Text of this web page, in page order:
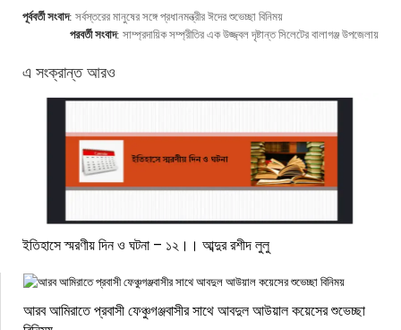
পূর্ববর্তী সংবাদ: সর্বস্তরের মানুষের সঙ্গে প্রধানমন্ত্রীর ঈদের শুভেচ্ছা বিনিময়
পরবর্তী সংবাদ: সাম্প্রদায়িক সম্প্রীতির এক উজ্জ্বল দৃষ্টান্ত সিলেটের বালাগঞ্জ উপজেলায়
এ সংক্রান্ত আরও
ইতিহাসে স্মরণীয় দিন ও ঘটনা – ১২।। আব্দুর রশীদ লুলু
আরব আমিরাতে প্রবাসী ফেঞ্চুগঞ্জবাসীর সাথে আবদুল আউয়াল কয়েসের শুভেচ্ছা